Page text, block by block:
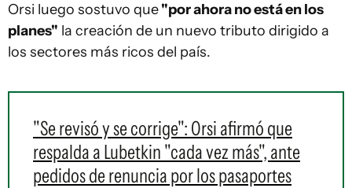
Orsi luego sostuvo que"por ahora no está en los
planes" la creación de un nuevo tributo dirigido a
los sectores más ricos del país.
"Se revisó y se corrige": Orsi afirmó que
respalda a Lubetkin "cada vez más", ante
pedidos de renuncia por los pasaportes